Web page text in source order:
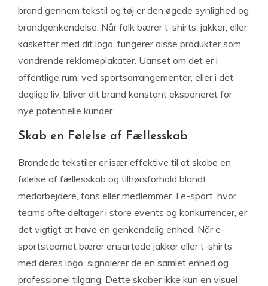
brand gennem tekstil og tøj er den øgede synlighed og
brandgenkendelse. Når folk bærer t-shirts, jakker, eller
kasketter med dit logo, fungerer disse produkter som
vandrende reklameplakater. Uanset om det er i
offentlige rum, ved sportsarrangementer, eller i det
daglige liv, bliver dit brand konstant eksponeret for
nye potentielle kunder.
Skab en Følelse af Fællesskab
Brandede tekstiler er især effektive til at skabe en
følelse af fællesskab og tilhørsforhold blandt
medarbejdere, fans eller medlemmer. I e-sport, hvor
teams ofte deltager i store events og konkurrencer, er
det vigtigt at have en genkendelig enhed. Når e-
sportsteamet bærer ensartede jakker eller t-shirts
med deres logo, signalerer de en samlet enhed og
professionel tilgang. Dette skaber ikke kun en visuel